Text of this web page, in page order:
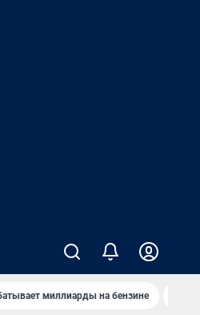
миллиарды на бензине